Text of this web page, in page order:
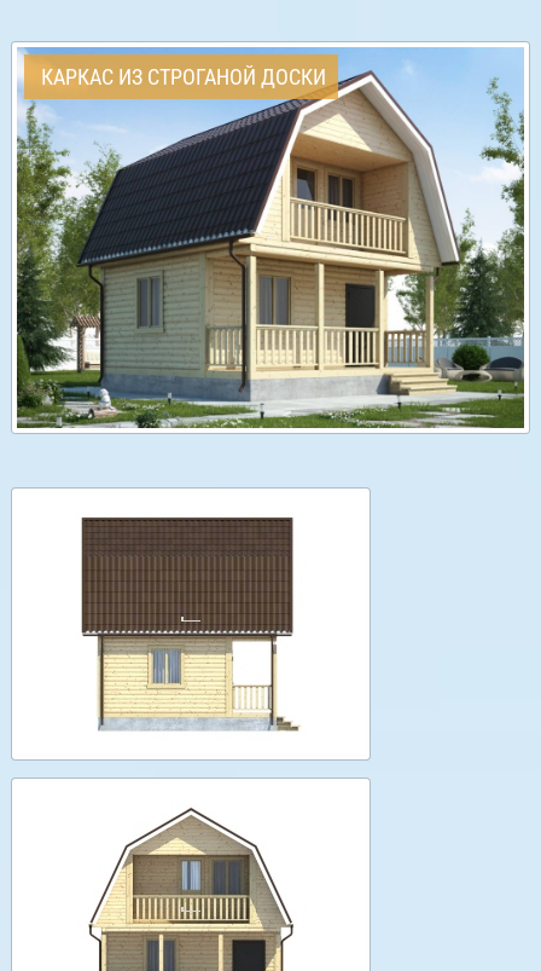
КАРКАС ИЗ СТРОГАНОЙ ДОСКИ